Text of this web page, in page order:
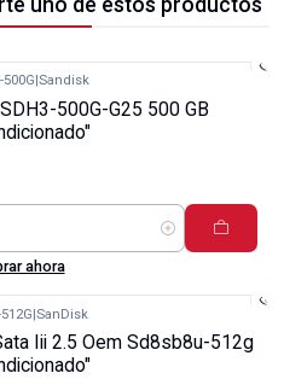
uno de estos productos
Sandisk
500G-G25 500 GB
ahora
|SanDisk
Iii 2.5 Oem Sd8sb8u-512g